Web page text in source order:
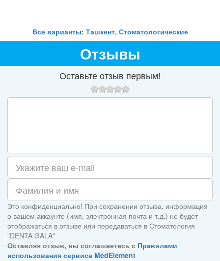
Все варианты: Ташкент, Стоматологические
Отзывы
Оставьте отзыв первым!
Это конфиденциально! При сохранении отзыва, информация
о вашем аккаунте (имя, электронная почта и т.д.) не будет
отображаться в отзыве или передаваться в Стоматология
"DENTA GALA"
Оставляя отзыв, вы соглашаетесь с Правилами
использования сервиса MedElement